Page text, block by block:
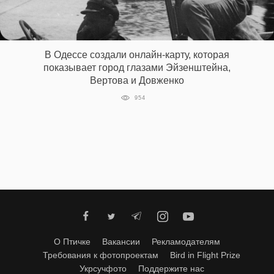
В Одессе создали онлайн-карту, которая
показывает город глазами Эйзенштейна,
Вертова и Довженко
954
О Птичке Вакансии
Рекламодателям
Требования к фотопроектам
Bird in Flight Prize
Укрсучфото
Поддержите нас